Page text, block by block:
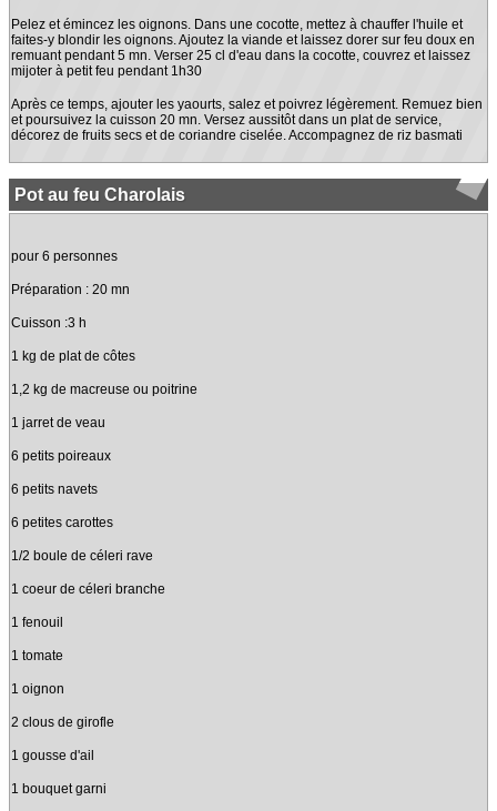
Pelez et émincez les oignons. Dans une cocotte, mettez à chauffer l'huile et
faites-y blondir les oignons. Ajoutez la viande et laissez dorer sur feu doux en
remuant pendant 5 mn. Verser 25 cl d'eau dans la cocotte, couvrez et laissez
mijoter à petit feu pendant 1h30
Après ce temps, ajouter les yaourts, salez et poivrez légèrement. Remuez bien
et poursuivez la cuisson 20 mn. Versez aussitôt dans un plat de service,
décorez de fruits secs et de coriandre ciselée. Accompagnez de riz basmati
Pot au feu Charolais
pour 6 personnes
Préparation : 20 mn
Cuisson :3 h
1 kg de plat de côtes
1,2 kg de macreuse ou poitrine
1 jarret de veau
6 petits poireaux
6 petits navets
6 petites carottes
1/2 boule de céleri rave
1 coeur de céleri branche
1 fenouil
1 tomate
1 oignon
2 clous de girofle
1 gousse d'ail
1 bouquet garni